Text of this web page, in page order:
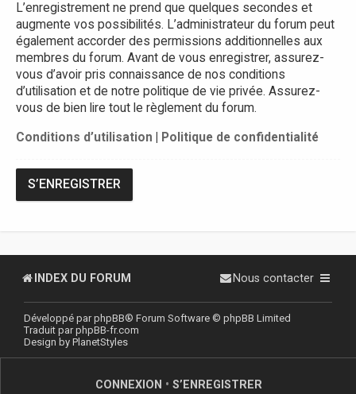
L’enregistrement ne prend que quelques secondes et
augmente vos possibilités. L’administrateur du forum peut
également accorder des permissions additionnelles aux
membres du forum. Avant de vous enregistrer, assurez-
vous d’avoir pris connaissance de nos conditions
d’utilisation et de notre politique de vie privée. Assurez-
vous de bien lire tout le règlement du forum.
Conditions d’utilisation Politique de confidentialité
S’ENREGISTRER
INDEX DU FORUM Nous contacter
Développé parphpBB® Forum Software © phpBB Limited
Traduit parphpBB-fr.com
Design by PlanetStyles
CONNEXION • S’ENREGISTRER